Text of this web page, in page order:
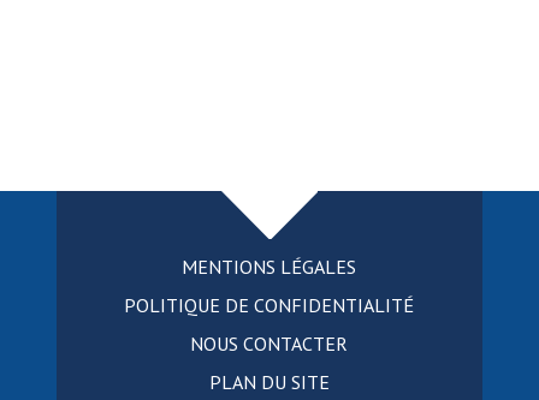
MENTIONS LÉGALES
POLITIQUE DE CONFIDENTIALITÉ
NOUS CONTACTER
PLAN DU SITE